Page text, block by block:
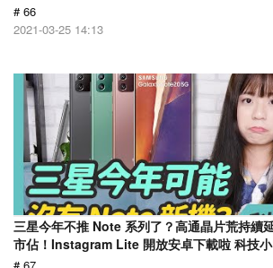
# 66
2021-03-25 14:13
三星今年不推 Note 系列了？高通晶片荒持續
市佔！Instagram Lite 開放安卓下載啦 科技